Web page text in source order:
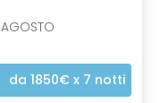
da 1850€ x 7 notti